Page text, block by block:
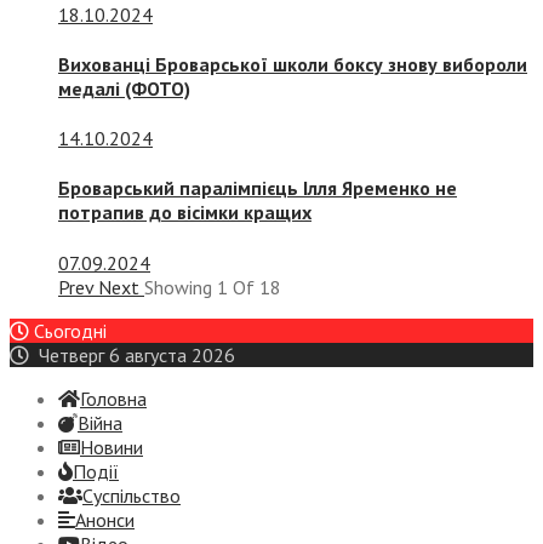
18.10.2024
Вихованці Броварської школи боксу знову вибороли
медалі (ФОТО)
14.10.2024
Броварський паралімпієць Ілля Яременко не
потрапив до вісімки кращих
07.09.2024
Prev Next Showing 1 Of 18
Сьогодні
Четверг 6 августа 2026
Головна
Війна
Новини
Події
Суспiльство
Анонси